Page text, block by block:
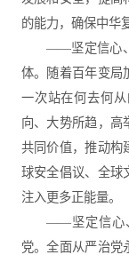
的能力，确保中华
——坚定信心、
体。随着百年变局
一次站在何去何
向、大势所趋，高
共同价值，推动构
球安全倡议、全球
注入更多正能量。
——坚定信心、
党。全面从严治党